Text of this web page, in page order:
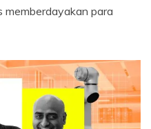
memberdayakan para